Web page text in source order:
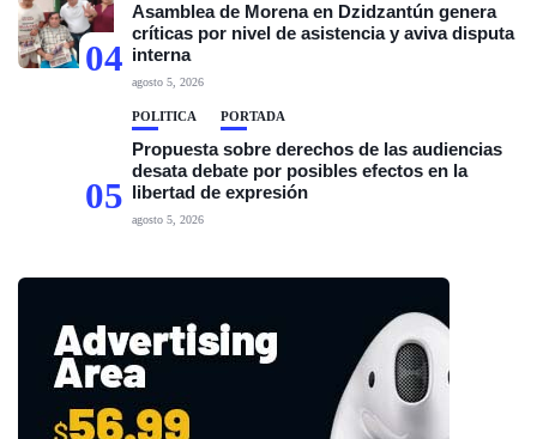
04
Asamblea de Morena en Dzidzantún genera
críticas por nivel de asistencia y aviva disputa
interna
agosto 5, 2026
05
POLÍTICA PORTADA
Propuesta sobre derechos de las audiencias
desata debate por posibles efectos en la
libertad de expresión
agosto 5, 2026